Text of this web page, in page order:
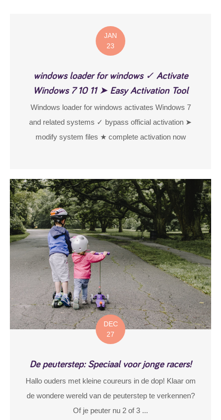
JAN
23
windows loader for windows ✓ Activate
Windows 7 10 11 ➤ Easy Activation Tool
Windows loader for windows activates Windows 7
and related systems ✓ bypass official activation ➤
modify system files ★ complete activation now
DEC
27
De peuterstep: Speciaal voor jonge racers!
Hallo ouders met kleine coureurs in de dop! Klaar om
de wondere wereld van de peuterstep te verkennen?
Of je peuter nu 2 of 3 ...